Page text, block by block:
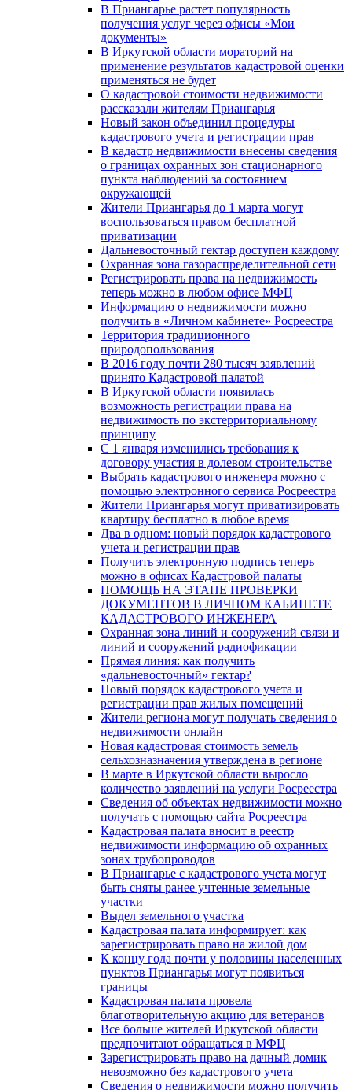
В Приангарье растет популярность
получения услуг через офисы «Мои
документы»
В Иркутской области мораторий на
применение результатов кадастровой оценки
применяться не будет
О кадастровой стоимости недвижимости
рассказали жителям Приангарья
Новый закон объединил процедуры
кадастрового учета и регистрации прав
В кадастр недвижимости внесены сведения
о границах охранных зон стационарного
пункта наблюдений за состоянием
окружающей
Жители Приангарья до 1 марта могут
воспользоваться правом бесплатной
приватизации
Дальневосточный гектар доступен каждому
Охранная зона газораспределительной сети
Регистрировать права на недвижимость
теперь можно в любом офисе МФЦ
Информацию о недвижимости можно
получить в «Личном кабинете» Росреестра
Территория традиционного
природопользования
В 2016 году почти 280 тысяч заявлений
принято Кадастровой палатой
В Иркутской области появилась
возможность регистрации права на
недвижимость по экстерриториальному
принципу
C 1 января изменились требования к
договору участия в долевом строительстве
Выбрать кадастрового инженера можно с
помощью электронного сервиса Росреестра
Жители Приангарья могут приватизировать
квартиру бесплатно в любое время
Два в одном: новый порядок кадастрового
учета и регистрации прав
Получить электронную подпись теперь
можно в офисах Кадастровой палаты
ПОМОЩЬ НА ЭТАПЕ ПРОВЕРКИ
ДОКУМЕНТОВ В ЛИЧНОМ КАБИНЕТЕ
КАДАСТРОВОГО ИНЖЕНЕРА
Охранная зона линий и сооружений связи и
линий и сооружений радиофикации
Прямая линия: как получить
«дальневосточный» гектар?
Новый порядок кадастрового учета и
регистрации прав жилых помещений
Жители региона могут получать сведения о
недвижимости онлайн
Новая кадастровая стоимость земель
сельхозназначения утверждена в регионе
В марте в Иркутской области выросло
количество заявлений на услуги Росреестра
Сведения об объектах недвижимости можно
получать с помощью сайта Росреестра
Кадастровая палата вносит в реестр
недвижимости информацию об охранных
зонах трубопроводов
В Приангарье с кадастрового учета могут
быть сняты ранее учтенные земельные
участки
Выдел земельного участка
Кадастровая палата информирует: как
зарегистрировать право на жилой дом
К концу года почти у половины населенных
пунктов Приангарья могут появиться
границы
Кадастровая палата провела
благотворительную акцию для ветеранов
Все больше жителей Иркутской области
предпочитают обращаться в МФЦ
Зарегистрировать право на дачный домик
невозможно без кадастрового учета
Сведения о недвижимости можно получить